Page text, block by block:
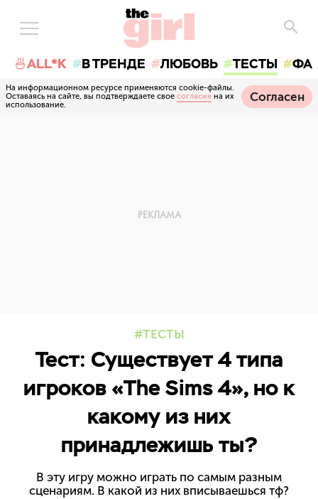
🍜ALL*K В ТРЕНДЕ ЛЮБОВЬ ТЕСТЫ
На информационном ресурсе применяются cookie-файлы.
Оставаясь на сайте, вы подтверждаете свое согласие на их
использование.
Согласен
ТЕСТЫ
Тест: Существует 4 типа
игроков «The Sims 4», но к
какому из них
принадлежишь ты?
В эту игру можно играть по самым разным
сценариям. В какой из них вписываешься тф?